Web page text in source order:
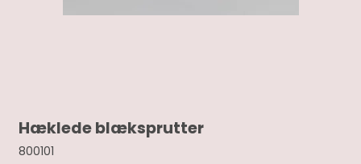
Hæklede blæksprutter
800101